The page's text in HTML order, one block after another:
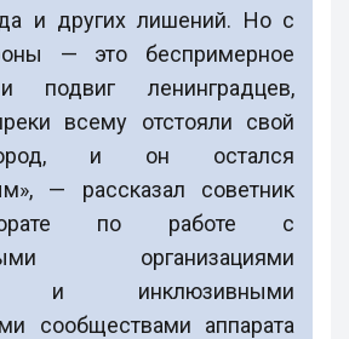
и других лишений. Но с
— это беспримерное
подвиг ленинградцев,
всему отстояли свой
и он остался
— рассказал советник
по работе с
организациями
и инклюзивными
сообществами аппарата